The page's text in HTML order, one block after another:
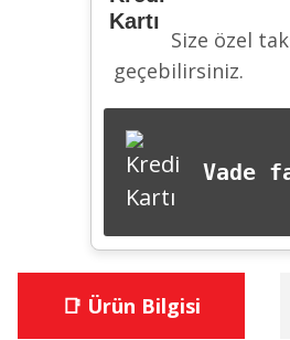
Size özel
geçebilirsiniz.
Vade
📑 Ürün Bilgisi